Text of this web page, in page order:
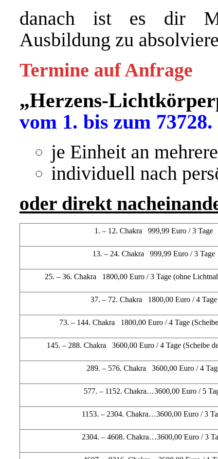
danach ist es dir
Ausbildung zu
Termine auf Anfrage
„Herzens-
vom 1. bis zum
je Einheit an
individuell nach
oder direkt
1. – 12. Chakra 999,99 Euro / 3 Tage
13. – 24. Chakra 999,99 Euro / 3 Tage
25. – 36. Chakra 1800,00 Euro / 3 Tage (ohne
37. – 72. Chakra 1800,00 Euro / 4 Tage
73. – 144. Chakra 1800,00 Euro / 4 Tage
145. – 288. Chakra 3600,00 Euro / 4 Tage (Scheibe
289. – 576. Chakra 3600,00 Euro / 4
577. – 1152. Chakra…3600,00 Euro / 5
1153. – 2304. Chakra…3600,00 Euro / 3
2304. – 4608. Chakra…3600,00 Euro / 3